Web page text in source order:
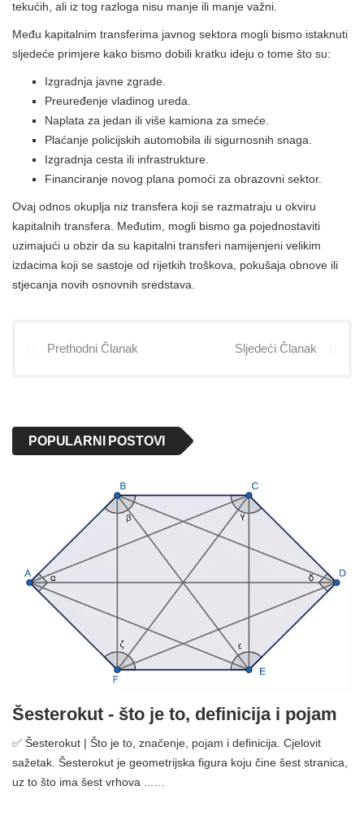
tekućih, ali iz tog razloga nisu manje ili manje važni.
Među kapitalnim transferima javnog sektora mogli bismo istaknuti
sljedeće primjere kako bismo dobili kratku ideju o tome što su:
Izgradnja javne zgrade.
Preuređenje vladinog ureda.
Naplata za jedan ili više kamiona za smeće.
Plaćanje policijskih automobila ili sigurnosnih snaga.
Izgradnja cesta ili infrastrukture.
Financiranje novog plana pomoći za obrazovni sektor.
Ovaj odnos okuplja niz transfera koji se razmatraju u okviru
kapitalnih transfera. Međutim, mogli bismo ga pojednostaviti
uzimajući u obzir da su kapitalni transferi namijenjeni velikim
izdacima koji se sastoje od rijetkih troškova, pokušaja obnove ili
stjecanja novih osnovnih sredstava.
Prethodni Članak Sljedeći Članak
POPULARNI POSTOVI
Šesterokut - što je to, definicija i pojam
✅ Šesterokut | Što je to, značenje, pojam i definicija. Cjelovit
sažetak. Šesterokut je geometrijska figura koju čine šest stranica,
uz to što ima šest vrhova ...…